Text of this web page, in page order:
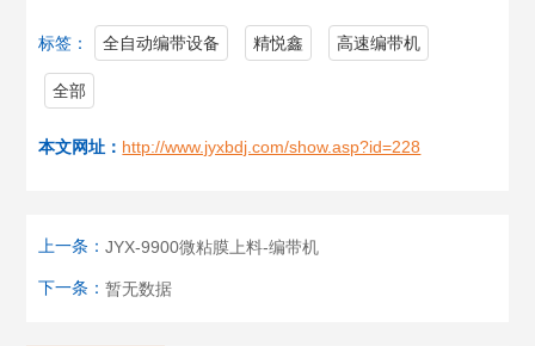
标签： 全自动编带设备 精悦鑫 高速编带机
全部
本文网址： http://www.jyxbdj.com/show.asp?id=228
上一条：JYX-9900微粘膜上料-编带机
下一条：暂无数据